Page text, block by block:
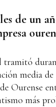
de un
tramitó
media
Ourense
más